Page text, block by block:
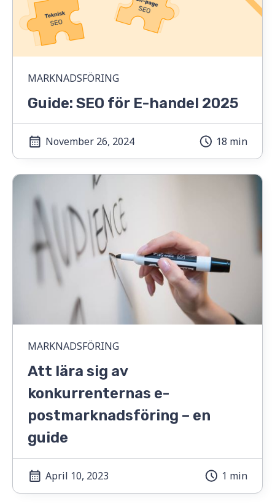
MARKNADSFÖRING
Guide: SEO för E-handel 2025
November 26, 2024 18 min
MARKNADSFÖRING
Att lära sig av
konkurrenternas e-
postmarknadsföring – en
guide
April 10, 2023 1 min